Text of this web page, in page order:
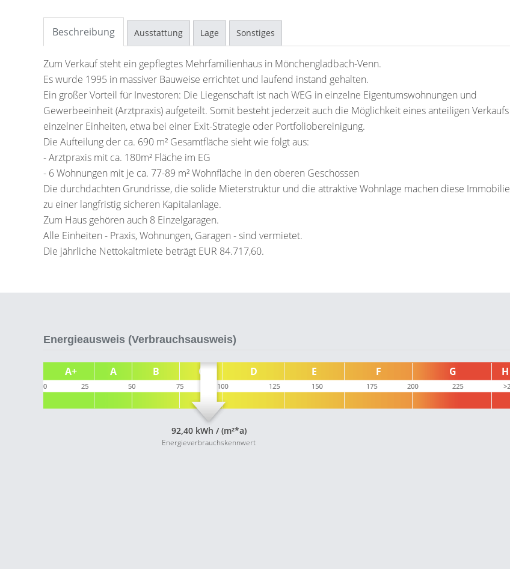
Beschreibung Ausstattung Lage Sonstiges
Zum Verkauf steht ein gepflegtes Mehrfamilienhaus in Mönchengladbach-Venn.
Es wurde 1995 in massiver Bauweise errichtet und laufend instand gehalten.
Ein großer Vorteil für Investoren: Die Liegenschaft ist nach WEG in einzelne Eigentumswohnungen und
Gewerbeeinheit (Arztpraxis) aufgeteilt. Somit besteht jederzeit auch die Möglichkeit eines anteiligen Verkaufs
einzelner Einheiten, etwa bei einer Exit-Strategie oder Portfoliobereinigung.
Die Aufteilung der ca. 690 m² Gesamtfläche sieht wie folgt aus:
- Arztpraxis mit ca. 180m² Fläche im EG
- 6 Wohnungen mit je ca. 77-89 m² Wohnfläche in den oberen Geschossen
Die durchdachten Grundrisse, die solide Mieterstruktur und die attraktive Wohnlage machen diese Immobilie
zu einer langfristig sicheren Kapitalanlage.
Zum Haus gehören auch 8 Einzelgaragen.
Alle Einheiten - Praxis, Wohnungen, Garagen - sind vermietet.
Die jährliche Nettokaltmiete beträgt EUR 84.717,60.
Energieausweis (Verbrauchsausweis)
92,40 kWh / (m²*a)
Energieverbrauchskennwert